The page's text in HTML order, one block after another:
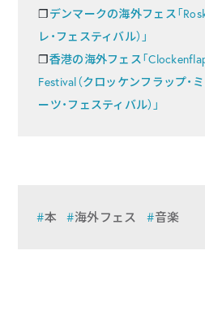
❐デンマークの海外フェス「
レ・フェスティバル）」
❐香港の海外フェス「
Festival（クロッケンフラップ・
ーツ・フェスティバル）」
本 海外フェス 音楽